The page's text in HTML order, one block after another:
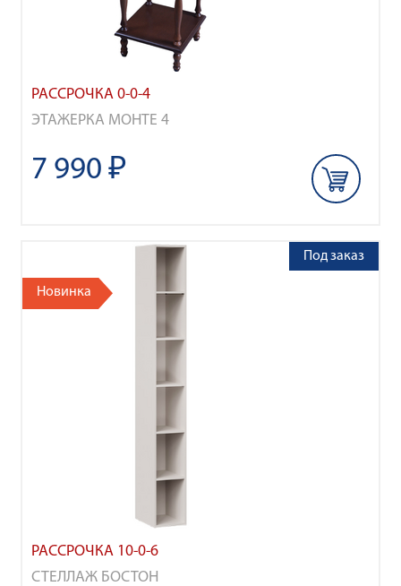
РАССРОЧКА 0-0-4
ЭТАЖЕРКА МОНТЕ 4
7 990 ₽
РАССРОЧКА 10-0-6
СТЕЛЛАЖ БОСТОН
Новинка
Под заказ